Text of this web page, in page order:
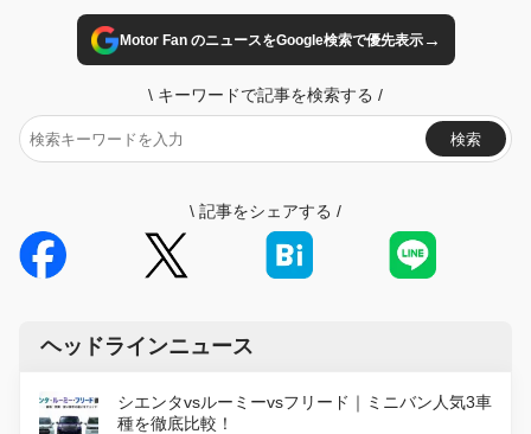
Motor Fan のニュースをGoogle検索で優先表示→
\ キーワードで記事を検索する /
検索
\ 記事をシェアする /
ヘッドラインニュース
シエンタvsルーミーvsフリード｜ミニバン人気3車
種を徹底比較！